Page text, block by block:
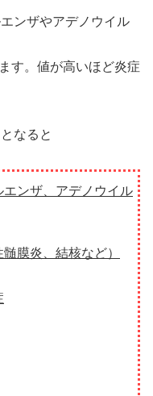
ンザやアデノウイル
す。値が高いほど炎症
なると
ンザ、アデノウイル
膜炎、結核など）